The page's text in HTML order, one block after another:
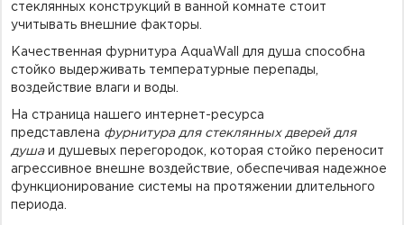
стеклянных конструкций в ванной комнате стоит
учитывать внешние факторы.
Качественная фурнитура AquaWall для душа способна
стойко выдерживать температурные перепады,
воздействие влаги и воды.
На страница нашего интернет-ресурса
представлена фурнитура для стеклянных дверей для
душа и душевых перегородок, которая стойко переносит
агрессивное внешне воздействие, обеспечивая надежное
функционирование системы на протяжении длительного
периода.